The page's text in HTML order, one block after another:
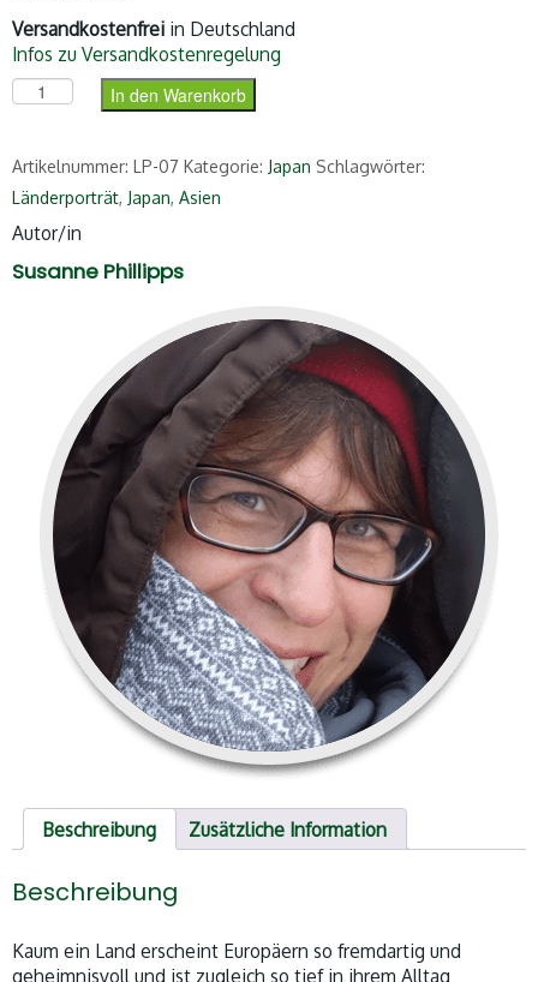
Versandkostenfrei in Deutschland
Infos zu Versandkostenregelung
Japan (Premiumausgabe) Menge
In den Warenkorb
Artikelnummer: LP-07 Kategorie: Japan Schlagwörter:
Länderporträt, Japan, Asien
Autor/in
Susanne Phillipps
Beschreibung Zusätzliche Information
Beschreibung
Kaum ein Land erscheint Europäern so fremdartig und
geheimnisvoll und ist zugleich so tief in ihrem Alltag